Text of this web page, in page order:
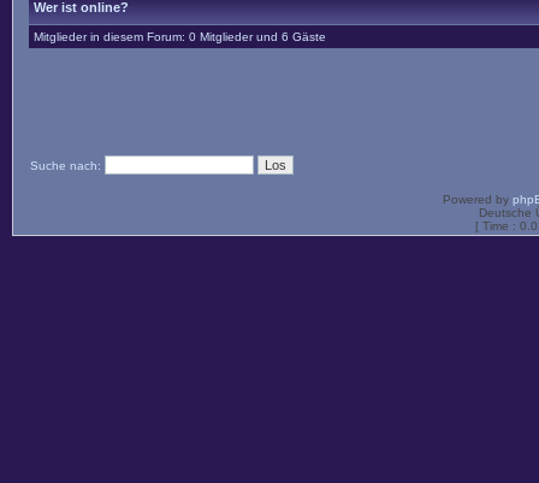
Wer ist online?
Mitglieder in diesem Forum: 0 Mitglieder und 6 Gäste
Suche nach:
Powered by
Deutsche
[ Time :